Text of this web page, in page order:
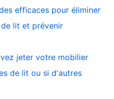
efficaces pour éliminer
lit et prévenir
jeter votre mobilier
de lit ou si d'autres